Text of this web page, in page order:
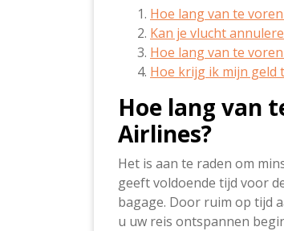
Hoe lang van te
Kan je vlucht
Hoe lang van te
Hoe krijg ik mijn geld
Hoe lang van
Airlines?
Het is aan te raden om
geeft voldoende tijd voor
bagage. Door ruim op tijd
u uw reis ontspannen